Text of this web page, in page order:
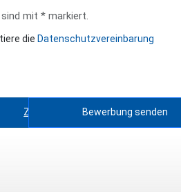
mit * markiert.
die Datenschutzvereinbarung
Zurück